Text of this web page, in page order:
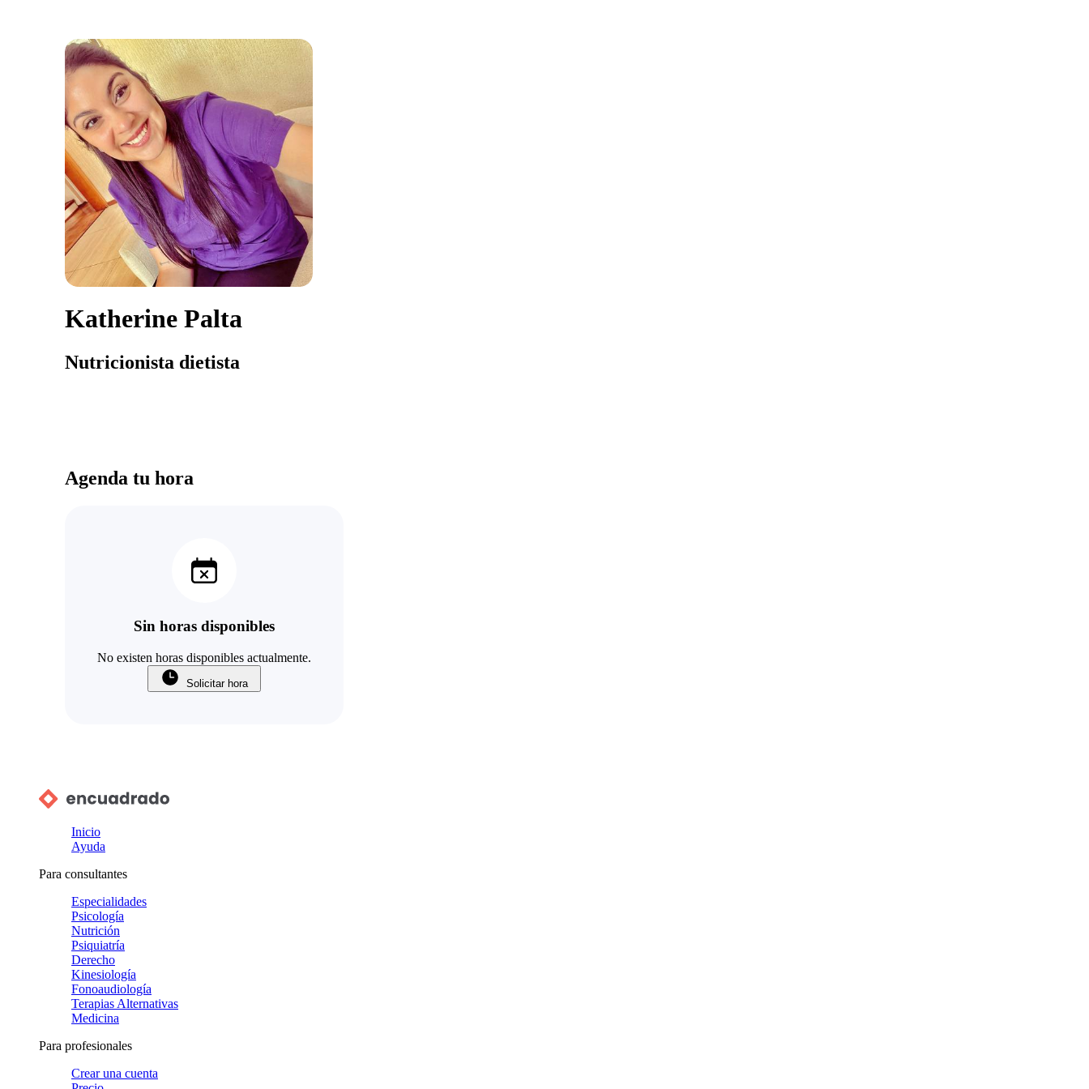
Katherine Palta
Nutricionista dietista
Agenda tu hora
Sin horas disponibles
No existen horas disponibles actualmente.
Solicitar hora
Inicio
Ayuda
Para consultantes
Especialidades
Psicología
Nutrición
Psiquiatría
Derecho
Kinesiología
Fonoaudiología
Terapias Alternativas
Medicina
Para profesionales
Crear una cuenta